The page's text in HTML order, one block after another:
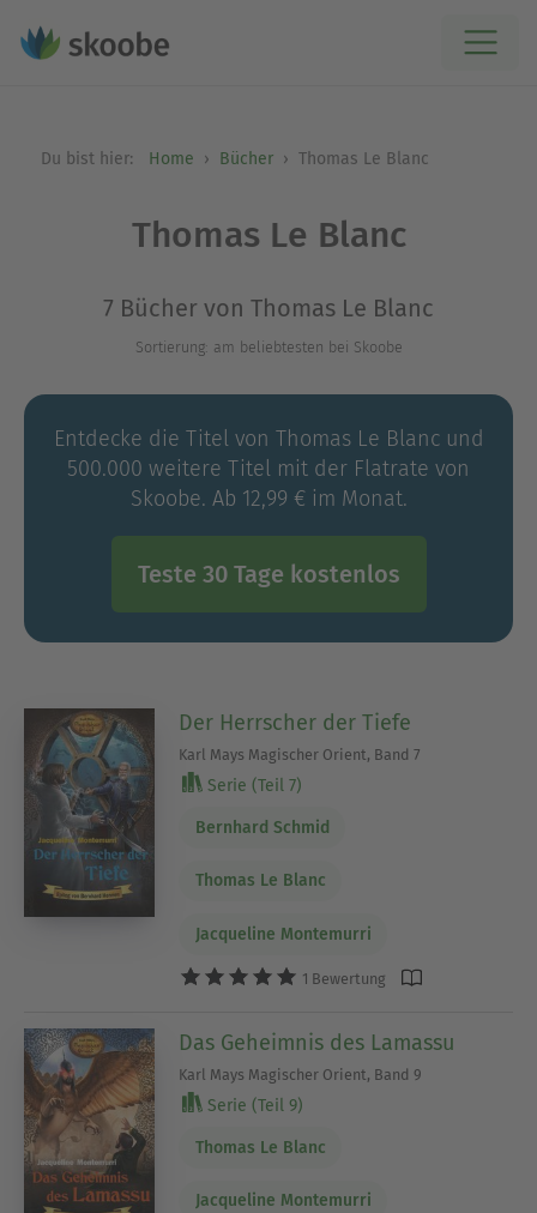
Du bist hier: Home Bücher Thomas Le Blanc
Thomas Le Blanc
7 Bücher von Thomas Le Blanc
Sortierung: am beliebtesten bei Skoobe
Entdecke die Titel von Thomas Le Blanc und
500.000 weitere Titel mit der Flatrate von
Skoobe. Ab 12,99 € im Monat.
Teste 30 Tage kostenlos
Der Herrscher der Tiefe
Karl Mays Magischer Orient, Band 7
Serie (Teil 7)
Bernhard Schmid
Thomas Le Blanc
Jacqueline Montemurri
1 Bewertung
Das Geheimnis des Lamassu
Karl Mays Magischer Orient, Band 9
Serie (Teil 9)
Thomas Le Blanc
Jacqueline Montemurri